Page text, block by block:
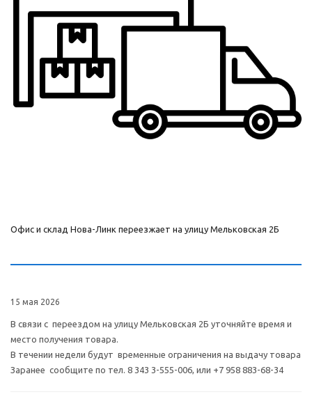
Офис и склад Нова-Линк переезжает на улицу Мельковская 2Б
15 мая 2026
В связи с переездом на улицу Мельковская 2Б уточняйте время и
место получения товара.
В течении недели будут временные ограничения на выдачу товара
Заранее сообщите по тел. 8 343 3-555-006, или +7 958 883-68-34